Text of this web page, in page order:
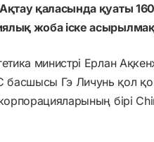
қаласында қуаты
жоба іске
министрі Ерлан
Гэ Личунь қол
корпорацияларының бірі